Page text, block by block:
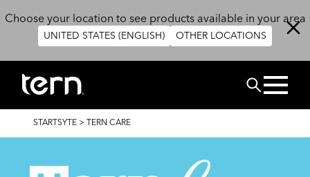
Choose your location to see products available in your area
UNITED STATES (ENGLISH) OTHER LOCATIONS
CHERCHER
BREADCRUMB
STARTSYTE > TERN CARE